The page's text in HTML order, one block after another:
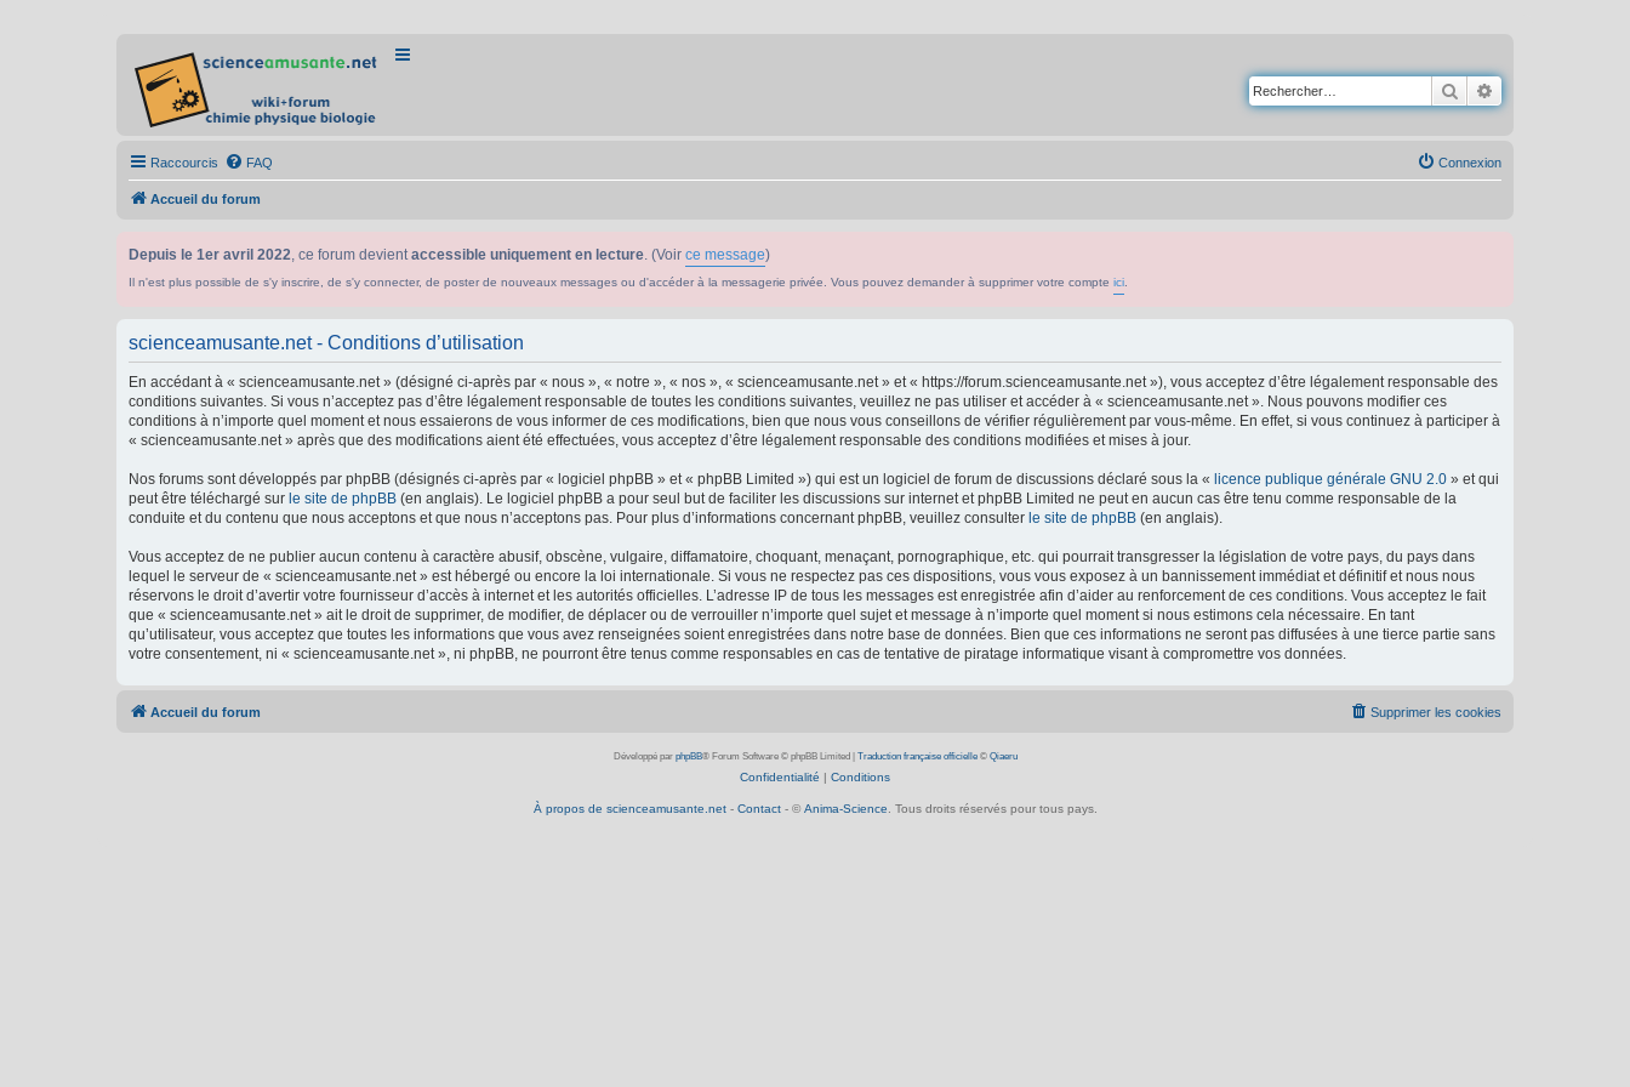
Rechercher
Raccourcis FAQ Connexion
Accueil du forum
Depuis le 1er avril 2022, ce forum devientaccessible uniquement en lecture. (Voir ce message)
Il n'est plus possible de s'y inscrire, de s'y connecter, de poster de nouveaux messages ou d'accéder à la messagerie privée. Vous pouvez demander à supprimer votre compte ici
scienceamusante.net - Conditions d’utilisation
En accédant à « scienceamusante.net » (désigné ci-après par « nous », « notre », « nos », « scienceamusante.net » et « https://forum.scienceamusante.net »), vous acceptez d’être légalement responsable des
conditions suivantes. Si vous n’acceptez pas d’être légalement responsable de toutes les conditions suivantes, veuillez ne pas utiliser et accéder à « scienceamusante.net ». Nous pouvons modifier ces
conditions à n’importe quel moment et nous essaierons de vous informer de ces modifications, bien que nous vous conseillons de vérifier régulièrement par vous-même. En effet, si vous continuez à participer à
« scienceamusante.net » après que des modifications aient été effectuées, vous acceptez d’être légalement responsable des conditions modifiées et mises à jour.
Nos forums sont développés par phpBB (désignés ci-après par « logiciel phpBB » et « phpBB Limited ») qui est un logiciel de forum de discussions déclaré sous la « licence publique générale GNU 2.0 » et qui
peut être téléchargé sur le site de phpBB (en anglais). Le logiciel phpBB a pour seul but de faciliter les discussions sur internet et phpBB Limited ne peut en aucun cas être tenu comme responsable de la
conduite et du contenu que nous acceptons et que nous n’acceptons pas. Pour plus d’informations concernant phpBB, veuillez consulter le site de phpBB (en anglais).
Vous acceptez de ne publier aucun contenu à caractère abusif, obscène, vulgaire, diffamatoire, choquant, menaçant, pornographique, etc. qui pourrait transgresser la législation de votre pays, du pays dans
lequel le serveur de « scienceamusante.net » est hébergé ou encore la loi internationale. Si vous ne respectez pas ces dispositions, vous vous exposez à un bannissement immédiat et définitif et nous nous
réservons le droit d’avertir votre fournisseur d’accès à internet et les autorités officielles. L’adresse IP de tous les messages est enregistrée afin d’aider au renforcement de ces conditions. Vous acceptez le fait
que « scienceamusante.net » ait le droit de supprimer, de modifier, de déplacer ou de verrouiller n’importe quel sujet et message à n’importe quel moment si nous estimons cela nécessaire. En tant
qu’utilisateur, vous acceptez que toutes les informations que vous avez renseignées soient enregistrées dans notre base de données. Bien que ces informations ne seront pas diffusées à une tierce partie sans
votre consentement, ni « scienceamusante.net », ni phpBB, ne pourront être tenus comme responsables en cas de tentative de piratage informatique visant à compromettre vos données.
Accueil du forum Supprimer les cookies
Développé par phpBB® Forum Software © phpBB Limited Traduction française officielle© Qiaeru
Confidentialité | Conditions
À propos de scienceamusante.net- Contact- © Anima-Science . Tous droits réservés pour tous pays.